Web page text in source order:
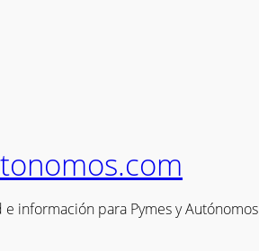
e información para Pymes y Autónomos